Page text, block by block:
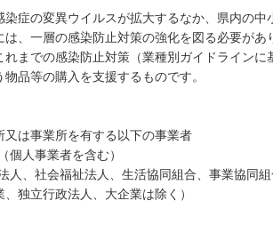
症の変異ウイルスが拡大するなか、県内の中
、一層の感染防止対策の強化を図る必要が
までの感染防止対策（業種別ガイドライン
品等の購入を支援するものです。
又は事業所を有する以下の事業者
個人事業者を含む）
人、社会福祉法人、生活協同組合、事業協同
独立行政法人、大企業は除く）